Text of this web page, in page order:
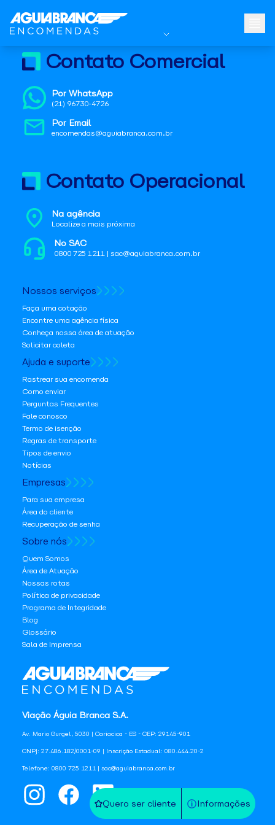
Quero ser cliente Informações
Viação Águia Branca S.A.
Av. Mario Gurgel, 5030 | Cariacica - ES - CEP: 29145-901
CNPJ: 27.486.182/0001-09 | Inscrição Estadual: 080.444.20-2
Telefone: 0800 725 1211 | sac@aguiabranca.com.br
Contato Comercial
Por WhatsApp
(21) 96730-4726
Por Email
encomendas@aguiabranca.com.br
Contato Operacional
Na agência
Localize a mais próxima
No SAC
0800 725 1211 | sac@aguiabranca.com.br
Nossos serviços
Faça uma cotação
Encontre uma agência física
Conheça nossa área de atuação
Solicitar coleta
Ajuda e suporte
Rastrear sua encomenda
Como enviar
Perguntas Frequentes
Fale conosco
Termo de isenção
Regras de transporte
Tipos de envio
Notícias
Empresas
Para sua empresa
Área do cliente
Recuperação de senha
Sobre nós
Quem Somos
Área de Atuação
Nossas rotas
Política de privacidade
Programa de Integridade
Blog
Glossário
Sala de Imprensa